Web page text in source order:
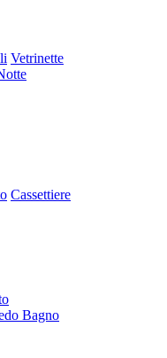
Vetrinette
Cassettiere
Bagno